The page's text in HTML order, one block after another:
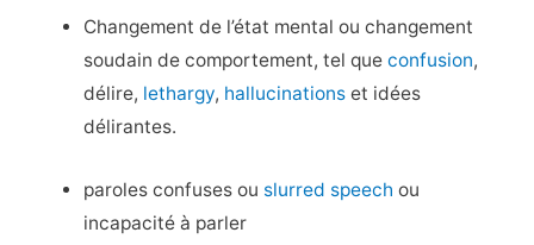
Changement de l’état mental ou changement
soudain de comportement, tel queconfusion,
délire, lethargy, hallucinations et idées
délirantes.
paroles confuses ou slurred speech ou
incapacité à parler